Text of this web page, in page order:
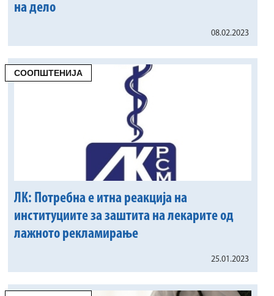
на дело
08.02.2023
СООПШТЕНИЈА
ЛК: Потребна е итна реакција на
институциите за заштита на лекарите од
лажното рекламирање
25.01.2023